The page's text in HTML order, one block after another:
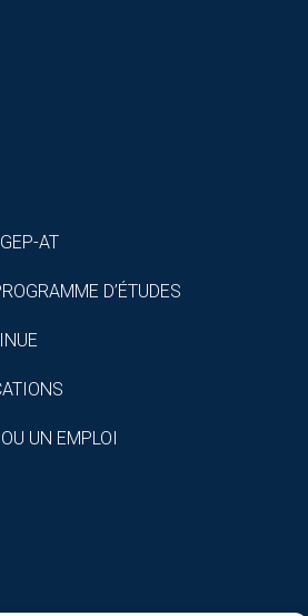
AT
D’ÉTUDES
UN EMPLOI